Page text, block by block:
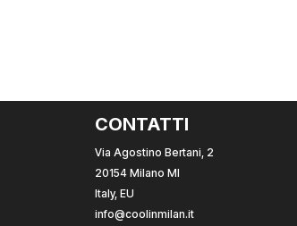
CONTATTI
Via Agostino Bertani, 2
20154 Milano MI
Italy, EU
info@coolinmilan.it